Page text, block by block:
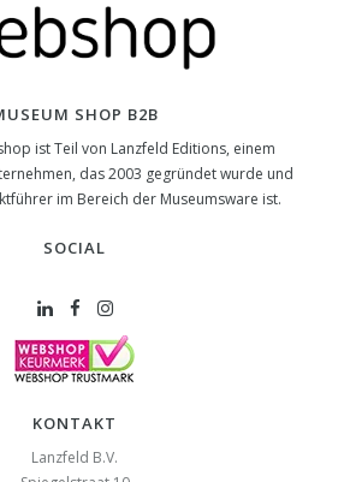
SHOP B2B
ist Teil von Lanzfeld Editions, einem
das 2003 gegründet wurde und
im Bereich der Museumsware ist.
SOCIAL
KONTAKT
Lanzfeld B.V.